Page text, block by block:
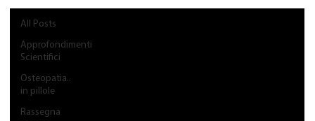
All Posts
Approfondimenti
Scientifici
Osteopatia..
in pillole
Rassegna